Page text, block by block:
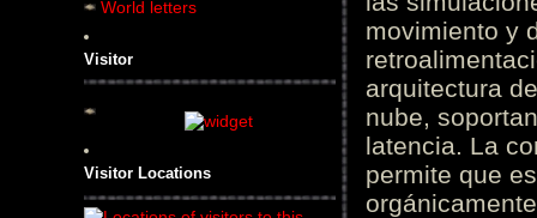
World letters
Visitor
Visitor Locations
movimiento y
arquitectura
nube,
latencia. La
permite que